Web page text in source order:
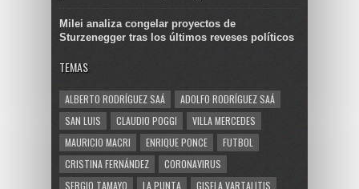
Milei analiza congelar proyectos de
Sturzenegger tras los últimos reveses políticos
TEMAS
ALBERTO RODRÍGUEZ SAÁ
ADOLFO RODRÍGUEZ SAÁ
SAN LUIS
CLAUDIO POGGI
VILLA MERCEDES
MAURICIO MACRI
ENRIQUE PONCE
FUTBOL
CRISTINA FERNÁNDEZ
CORONAVIRUS
SERGIO TAMAYO
LA PUNTA GISELA VARTALITIS